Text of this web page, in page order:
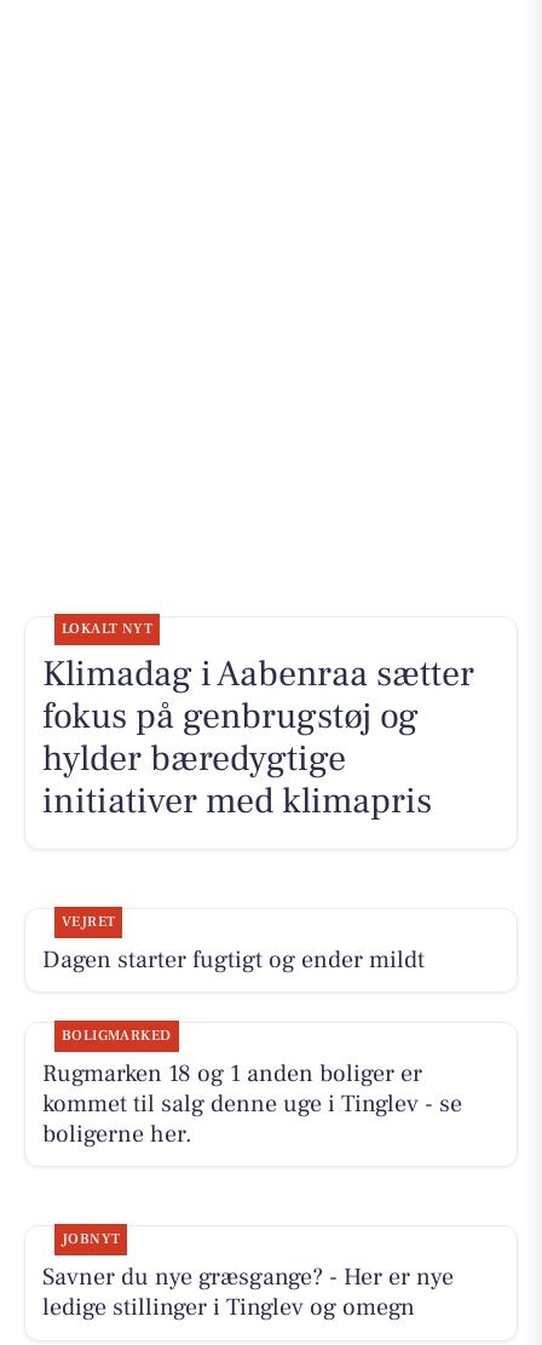
LOKALT NYT
Klimadag i Aabenraa sætter
fokus på genbrugstøj og
hylder bæredygtige
initiativer med klimapris
VEJRET
Dagen starter fugtigt og ender mildt
BOLIGMARKED
Rugmarken 18 og 1 anden boliger er
kommet til salg denne uge i Tinglev - se
boligerne her.
JOBNYT
Savner du nye græsgange? - Her er nye
ledige stillinger i Tinglev og omegn